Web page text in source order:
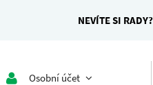
NEVÍTE SI RADY?
Osobní účet